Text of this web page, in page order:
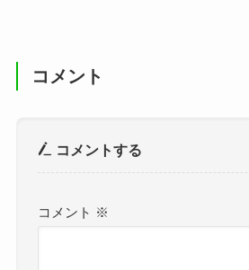
コメント
コメントする
コメント ※